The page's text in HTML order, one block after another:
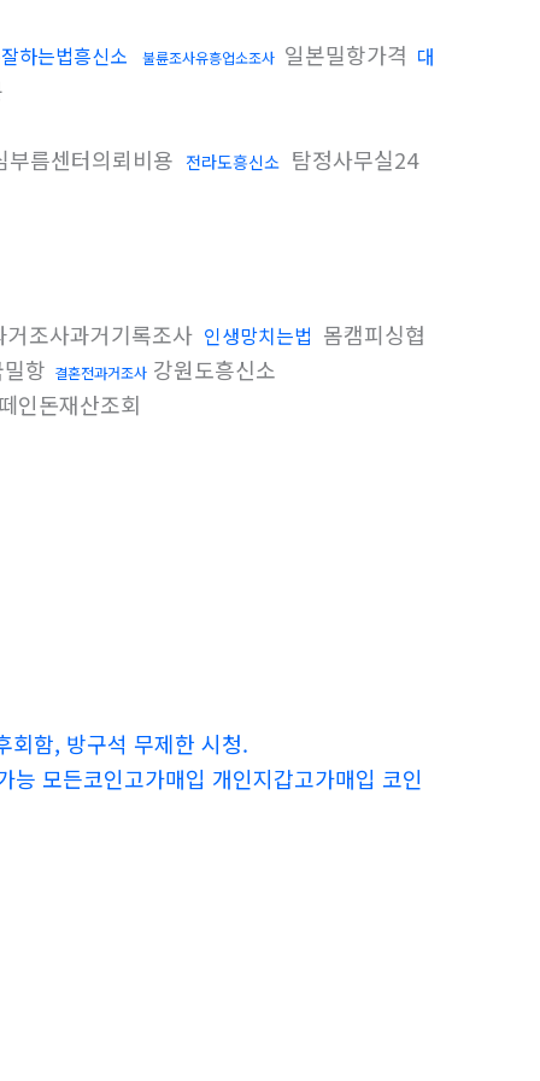
하는법흥신소 불륜조사유흥업소조사 일본밀항가격 대
부름센터의뢰비용 전라도흥신소 탐정사무실24
거조사과거기록조사 인생망치는법 몸캠피싱협
항 결혼전과거조사 강원도흥신소
떼인돈재산조회
회함, 방구석 무제한 시청.
모든코인고가매입 개인지갑고가매입 코인